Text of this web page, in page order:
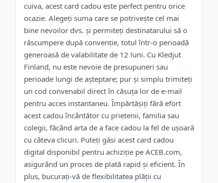
cuiva, acest card cadou este perfect pentru orice
ocazie. Alegeți suma care se potrivește cel mai
bine nevoilor dvs. și permiteți destinatarului să o
răscumpere după convenție, totul într-o perioadă
generoasă de valabilitate de 12 luni. Cu Kledjut
Finland, nu este nevoie de presupuneri sau
perioade lungi de așteptare; pur și simplu trimiteți
un cod convenabil direct în căsuța lor de e-mail
pentru acces instantaneu. Împărtășiți fără efort
acest cadou încântător cu prietenii, familia sau
colegii, făcând arta de a face cadou la fel de ușoară
cu câteva clicuri. Puteți găsi acest card cadou
digital disponibil pentru achiziție pe ACEB.com,
asigurând un proces de plată rapid și eficient. În
plus, bucurați-vă de flexibilitatea plății cu